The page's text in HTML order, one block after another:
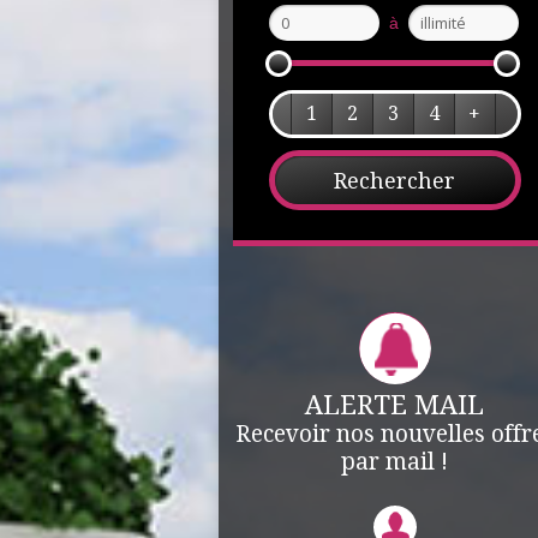
à
1 2 3 4 +
ALERTE MAIL
Recevoir nos nouvelles
par mail !